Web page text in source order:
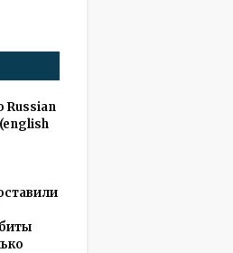
Russian